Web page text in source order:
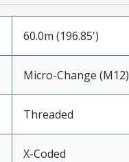
60.0m (196.85')
Micro-Change (M12)
Threaded
X-Coded